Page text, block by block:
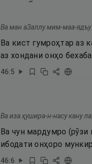
Ва ман аЗаллу мим-маа-
Ва кист гумроҳтар аз
аз хондани онҳо
46:5
Ва иза ҳушира-н-насу кану
Ва чун мардумро
ибодати онҳоро
46:6